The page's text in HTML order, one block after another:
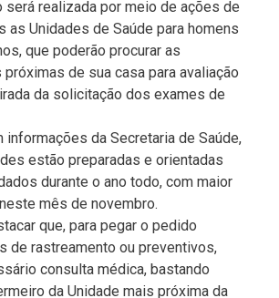
será realizada por meio de ações de
as Unidades de Saúde para homens
que poderão procurar as
de sua casa para avaliação
da solicitação dos exames de
informações da Secretaria de Saúde,
estão preparadas e orientadas
durante o ano todo, com maior
mês de novembro.
que, para pegar o pedido
de rastreamento ou preventivos,
consulta médica, bastando
da Unidade mais próxima da